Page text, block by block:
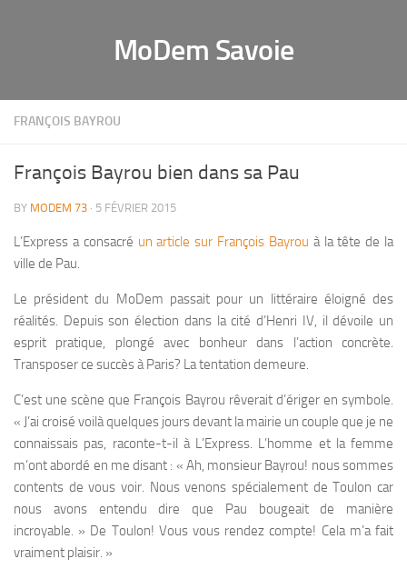
MoDem Savoie
FRANÇOIS BAYROU
François Bayrou bien dans sa Pau
BY MODEM 73 · 5 FÉVRIER 2015
L’Express a consacré un article sur François Bayrou à la tête de la
ville de Pau.
Le président du MoDem passait pour un littéraire éloigné des
réalités. Depuis son élection dans la cité d’Henri IV, il dévoile un
esprit pratique, plongé avec bonheur dans l’action concrète.
Transposer ce succès à Paris? La tentation demeure.
C’est une scène que François Bayrou rêverait d’ériger en symbole.
« J’ai croisé voilà quelques jours devant la mairie un couple que je ne
connaissais pas, raconte-t-il à L’Express. L’homme et la femme
m’ont abordé en me disant : « Ah, monsieur Bayrou! nous sommes
contents de vous voir. Nous venons spécialement de Toulon car
nous avons entendu dire que Pau bougeait de manière
incroyable. » De Toulon! Vous vous rendez compte! Cela m’a fait
vraiment plaisir. »